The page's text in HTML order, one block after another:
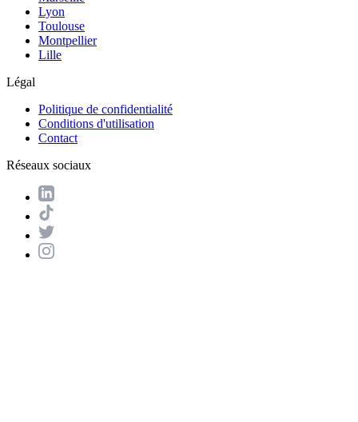
Lyon
Toulouse
Montpellier
Lille
Légal
Politique de confidentialité
Conditions d'utilisation
Contact
Réseaux sociaux